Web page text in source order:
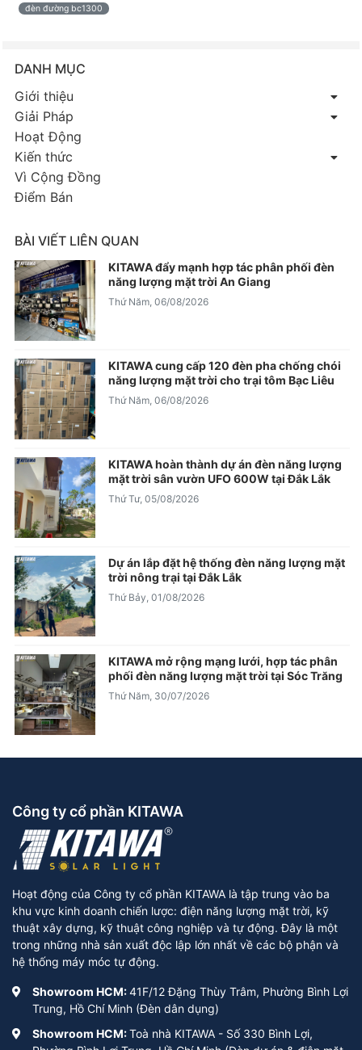
đèn đường bc1300
DANH MỤC
Giới thiệu
Giải Pháp
Hoạt Động
Kiến thức
Vì Cộng Đồng
Điểm Bán
BÀI VIẾT LIÊN QUAN
KITAWA đẩy mạnh hợp tác phân phối đèn
năng lượng mặt trời An Giang
Thứ Năm, 06/08/2026
KITAWA cung cấp 120 đèn pha chống chói
năng lượng mặt trời cho trại tôm Bạc Liêu
Thứ Năm, 06/08/2026
KITAWA hoàn thành dự án đèn năng lượng
mặt trời sân vườn UFO 600W tại Đắk Lắk
Thứ Tư, 05/08/2026
Dự án lắp đặt hệ thống đèn năng lượng mặt
trời nông trại tại Đắk Lắk
Thứ Bảy, 01/08/2026
KITAWA mở rộng mạng lưới, hợp tác phân
phối đèn năng lượng mặt trời tại Sóc Trăng
Thứ Năm, 30/07/2026
Công ty cổ phần KITAWA
Hoạt động của Công ty cổ phần KITAWA là tập trung vào ba
khu vực kinh doanh chiến lược: điện năng lượng mặt trời, kỹ
thuật xây dựng, kỹ thuật công nghiệp và tự động. Đây là một
trong những nhà sản xuất độc lập lớn nhất về các bộ phận và
hệ thống máy móc tự động.
Showroom HCM:41F/12 Đặng Thùy Trâm, Phường Bình Lợi
Trung, Hồ Chí Minh (Đèn dân dụng)
Showroom HCM:Toà nhà KITAWA - Số 330 Bình Lợi,